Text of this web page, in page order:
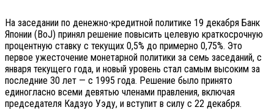
На заседании по денежно-кредитной политике 19 декабря Банк
Японии (BoJ) принял решение повысить целевую краткосрочную
процентную ставку с текущих 0,5% до примерно 0,75%. Это
первое ужесточение монетарной политики за семь заседаний, с
января текущего года, и новый уровень стал самым высоким за
последние 30 лет — с 1995 года. Решение было принято
единогласно всеми девятью членами правления, включая
председателя Кадзуо Уэду, и вступит в силу с 22 декабря.